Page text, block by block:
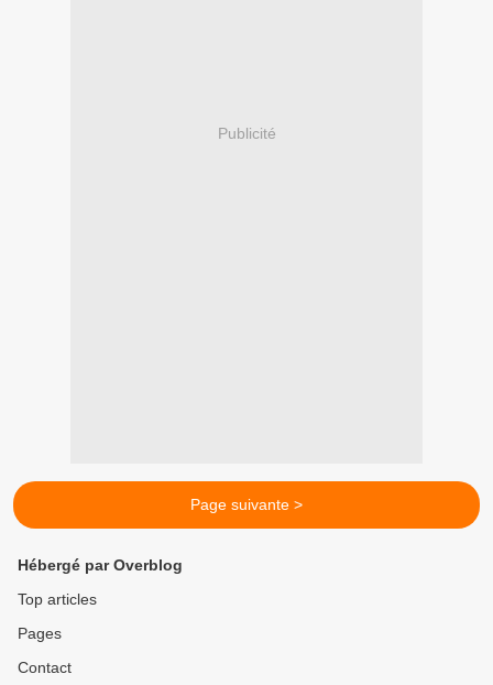
Publicité
Page suivante >
Hébergé par Overblog
Top articles
Pages
Contact